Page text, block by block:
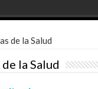
de la Salud
la Salud